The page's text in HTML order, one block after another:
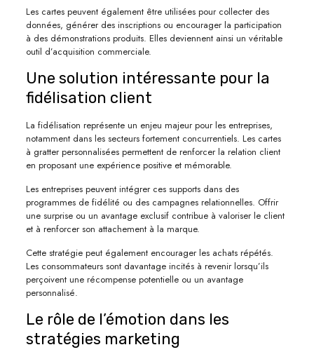
Les cartes peuvent également être utilisées pour collecter des
données, générer des inscriptions ou encourager la participation
à des démonstrations produits. Elles deviennent ainsi un véritable
outil d’acquisition commerciale.
Une solution intéressante pour la
fidélisation client
La fidélisation représente un enjeu majeur pour les entreprises,
notamment dans les secteurs fortement concurrentiels. Les cartes
à gratter personnalisées permettent de renforcer la relation client
en proposant une expérience positive et mémorable.
Les entreprises peuvent intégrer ces supports dans des
programmes de fidélité ou des campagnes relationnelles. Offrir
une surprise ou un avantage exclusif contribue à valoriser le client
et à renforcer son attachement à la marque.
Cette stratégie peut également encourager les achats répétés.
Les consommateurs sont davantage incités à revenir lorsqu’ils
perçoivent une récompense potentielle ou un avantage
personnalisé.
Le rôle de l’émotion dans les
stratégies marketing